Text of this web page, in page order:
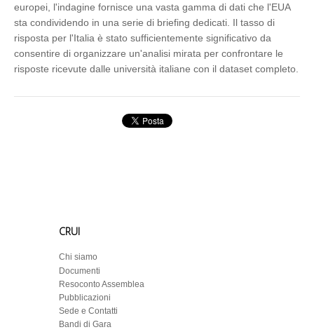
europei, l'indagine fornisce una vasta gamma di dati che l'EUA
sta condividendo in una serie di briefing dedicati. Il tasso di
risposta per l'Italia è stato sufficientemente significativo da
consentire di organizzare un'analisi mirata per confrontare le
risposte ricevute dalle università italiane con il dataset completo.
CRUI
Chi siamo
Documenti
Resoconto Assemblea
Pubblicazioni
Sede e Contatti
Bandi di Gara